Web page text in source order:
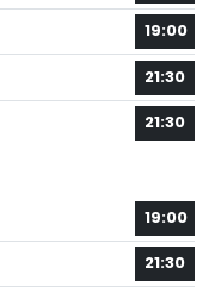
19:00
21:30
21:30
19:00
21:30